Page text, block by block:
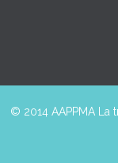
© 2014 AAPPMA La